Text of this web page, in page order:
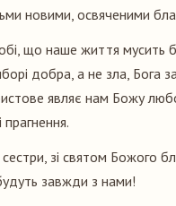
новими, освяченими
що наше життя мусить
добра, а не зла, Бога
являє нам Божу
прагнення.
зі святом Божого
завжди з нами!